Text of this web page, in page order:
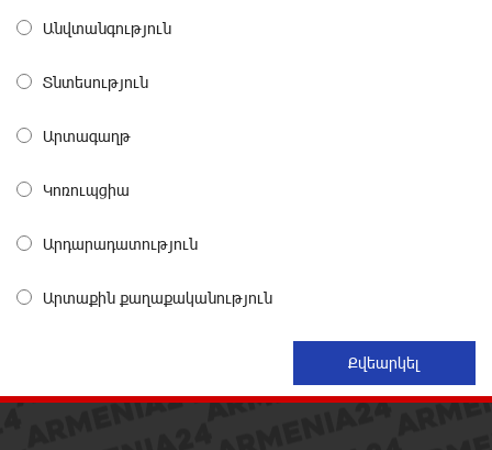
29.800 քկմ տարածքը կրճատվեց. Վարդևանյանը՝
Ֆասթ Բանկը Սևան Ստարտափ Սամմիթին
Սավգուլյան
Կաթողիկոսի և հոգևոր դասի ներկայացուցիչների
Անվտանգություն
Տնտեսություն
Արտագաղթ
Կոռուպցիա
Արդարադատություն
Արտաքին քաղաքականություն